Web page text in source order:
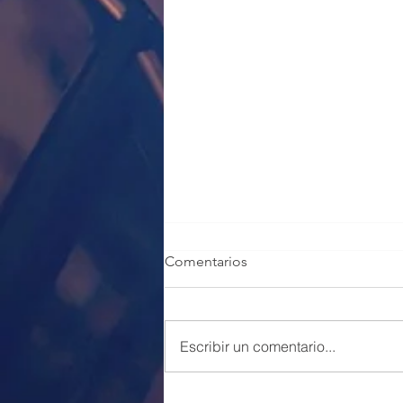
Comentarios
Escribir un comentario...